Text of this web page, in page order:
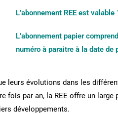
L’abonnement REE est
L’abonnement papier
numéro à paraitre à la date de
leurs évolutions dans les
fois par an, la REE offre un
développements.